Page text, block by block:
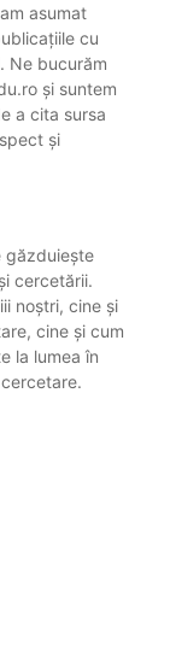
asumat
cu
Ne bucurăm
și suntem
a cita sursa
și
găzduiește
cercetării.
noștri, cine și
cine și cum
la lumea în